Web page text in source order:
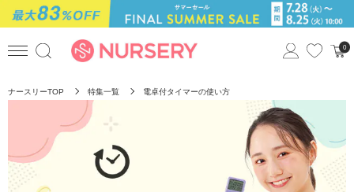
0
ナースリーTOP 特集一覧 電卓付タイマーの使い方